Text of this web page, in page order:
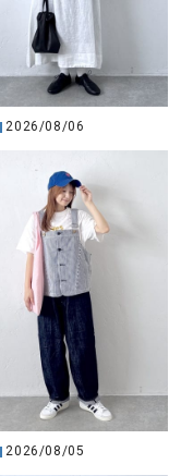
2026/08/06
2026/08/05